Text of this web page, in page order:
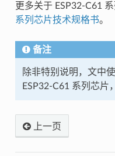
更多关于 ESP32-C61
系列芯片技术规格书。
备注
除非特别说明，文中
ESP32-C61 系列芯片
上一页